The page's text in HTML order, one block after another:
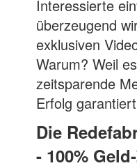
Interessierte
überzeugend
exklusiven
Warum? Weil
zeitsparende
Erfolg
Die
- 100%